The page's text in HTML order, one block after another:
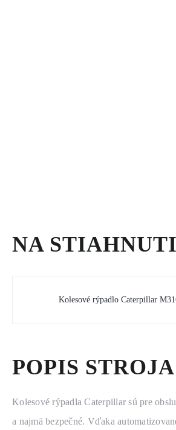
NA
Kolesové rýpadlo Caterpillar
POPIS STROJA
Kolesové rýpadla Caterpillar sú pre
a najmä bezpečné. Vďaka